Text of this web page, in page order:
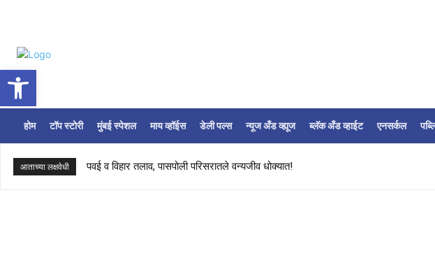
Open toolbar
होम टॉप स्टोरी मुंबई स्पेशल माय व्हॉईस डेली पल्स न्यूज अँड व्ह्यूज ब्लॅक अँड व्हाईट एनसर्कल
आताच्या लक्षवेधी पवई व विहार तलाव, पासपोली परिसरातले वन्यजीव धोक्यात!